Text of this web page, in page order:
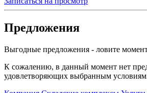
Предложения
Выгодные предложения - ловите
К сожалению, в данный момент нет
удовлетворяющих выбранным